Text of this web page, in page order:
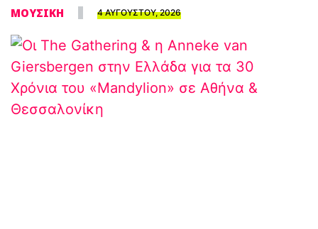
ΜΟΥΣΙΚΗ 4 ΑΥΓΟΥΣΤΟΥ, 2026